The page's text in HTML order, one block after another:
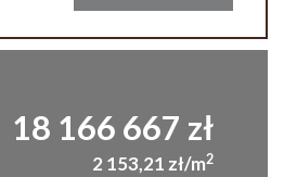
18 166 667 zł
2 153,21 zł/m2